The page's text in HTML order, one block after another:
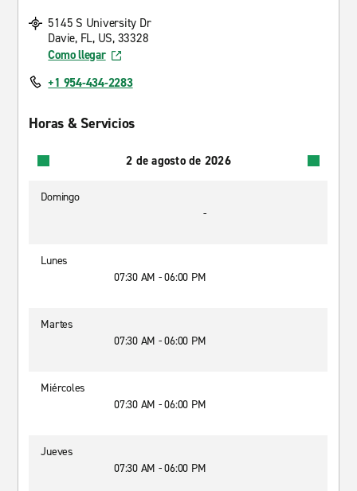
5145 S University Dr
Davie, FL, US, 33328
Como llegar
+1 954-434-2283
Horas & Servicios
2 de agosto de 2026
Domingo
-
Lunes
07:30 AM - 06:00 PM
Martes
07:30 AM - 06:00 PM
Miércoles
07:30 AM - 06:00 PM
Jueves
07:30 AM - 06:00 PM